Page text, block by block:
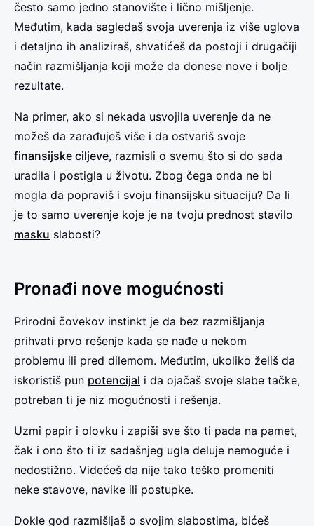
često samo jedno stanovište i lično mišljenje.
Međutim, kada sagledaš svoja uverenja iz više uglova
i detaljno ih analiziraš, shvatićeš da postoji i drugačiji
način razmišljanja koji može da donese nove i bolje
rezultate.
Na primer, ako si nekada usvojila uverenje da ne
možeš da zarađuješ više i da ostvariš svoje
finansijske ciljeve, razmisli o svemu što si do sada
uradila i postigla u životu. Zbog čega onda ne bi
mogla da popraviš i svoju finansijsku situaciju? Da li
je to samo uverenje koje je na tvoju prednost stavilo
masku slabosti?
Pronađi nove mogućnosti
Prirodni čovekov instinkt je da bez razmišljanja
prihvati prvo rešenje kada se nađe u nekom
problemu ili pred dilemom. Međutim, ukoliko želiš da
iskoristiš pun potencijal i da ojačaš svoje slabe tačke,
potreban ti je niz mogućnosti i rešenja.
Uzmi papir i olovku i zapiši sve što ti pada na pamet,
čak i ono što ti iz sadašnjeg ugla deluje nemoguće i
nedostižno. Videćeš da nije tako teško promeniti
neke stavove, navike ili postupke.
Dokle god razmišljaš o svojim slabostima, bićeš